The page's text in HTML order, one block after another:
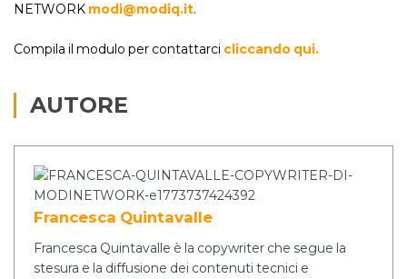
NETWORK modi@modiq.it.
Compila il modulo per contattarci cliccando qui.
AUTORE
Francesca Quintavalle
Francesca Quintavalle è la copywriter che segue la
stesura e la diffusione dei contenuti tecnici e